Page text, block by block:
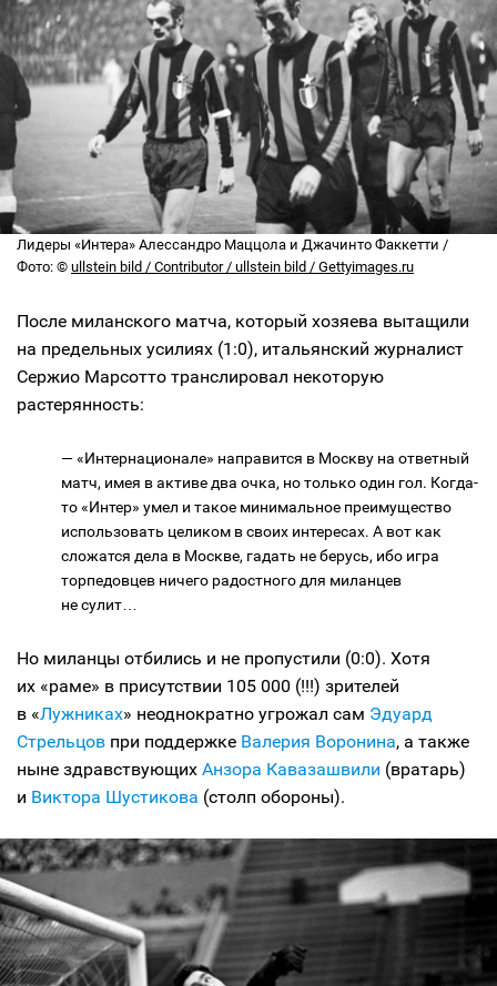
Лидеры «Интера» Алессандро Маццола и Джачинто Факкетти /
Фото: © ullstein bild / Contributor / ullstein bild / Gettyimages.ru
После миланского матча, который хозяева вытащили
на предельных усилиях (1:0), итальянский журналист
Сержио Марсотто транслировал некоторую
растерянность:
— «Интернационале» направится в Москву на ответный
матч, имея в активе два очка, но только один гол. Когда-
то «Интер» умел и такое минимальное преимущество
использовать целиком в своих интересах. А вот как
сложатся дела в Москве, гадать не берусь, ибо игра
торпедовцев ничего радостного для миланцев
не сулит…
Но миланцы отбились и не пропустили (0:0). Хотя
их «раме» в присутствии 105 000 (!!!) зрителей
в «Лужниках» неоднократно угрожал сам Эдуард
Стрельцов при поддержке Валерия Воронина, а также
ныне здравствующих Анзора Кавазашвили (вратарь)
и Виктора Шустикова (столп обороны).